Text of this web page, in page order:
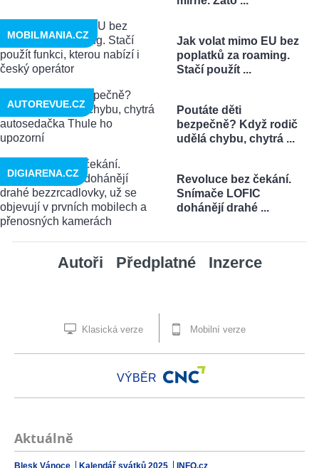
Jak volat mimo EU bez
poplatků za roaming.
Stačí použít ...
MOBILMANIA.CZ
Poutáte děti
bezpečně? Když rodič
udělá chybu, chytrá ...
AUTOREVUE.CZ
Revoluce bez čekání.
Snímače LOFIC
dohánějí drahé ...
DIGIARENA.CZ
Autoři Předplatné Inzerce
Klasická verze Mobilní verze
VÝBĚR
Aktuálně
Blesk Vánoce Kalendář svátků 2025 INFO.cz